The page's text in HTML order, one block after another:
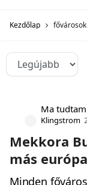
Kezdőlap fővárosok
Ma
Klingstrom
Mekkora
más
Minden